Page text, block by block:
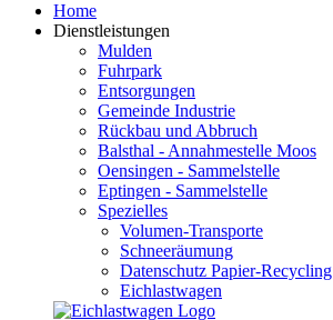
Home
Dienstleistungen
Mulden
Fuhrpark
Entsorgungen
Gemeinde Industrie
Rückbau und Abbruch
Balsthal - Annahmestelle Moos
Oensingen - Sammelstelle
Eptingen - Sammelstelle
Spezielles
Volumen-Transporte
Schneeräumung
Datenschutz Papier-Recycling
Eichlastwagen